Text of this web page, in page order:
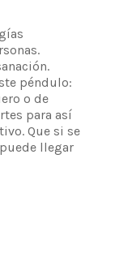
péndulo:
o de
para así
Que si se
llegar